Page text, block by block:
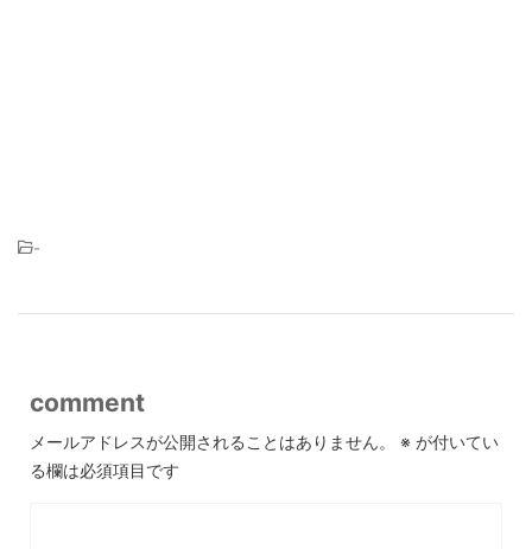
-
comment
メールアドレスが公開されることはありません。 ※ が付いてい
る欄は必須項目です